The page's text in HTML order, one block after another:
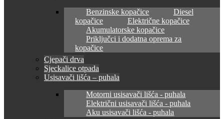
Benzinske kopačice
Diesel
kopačice
Električne kopačice
Akumulatorske kopačice
Priključci i dodatna oprema za
kopačice
Cjepači drva
Sjeckalice otpada
Usisavači lišća – puhala
Motorni usisavači lišća - puhala
Električni usisavači lišća - puhala
Aku usisavači lišća - puhala